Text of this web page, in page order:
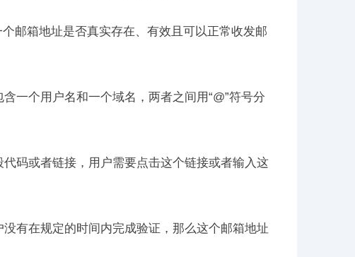
邮箱地址是否真实存在、有效且可以正常收发邮
一个用户名和一个域名，两者之间用“@”符号分
码或者链接，用户需要点击这个链接或者输入这
有在规定的时间内完成验证，那么这个邮箱地址